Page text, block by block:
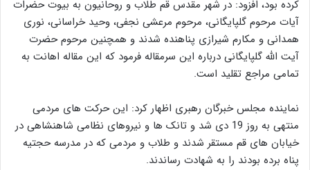
کرده بود، افزود: در شهر مقدس قم طلاب و روحانیون به بیوت حضرات
آیات مرحوم گلپایگانی، مرحوم مرعشی نجفی، وحید خراسانی، نوری
همدانی و مکارم شیرازی پناهنده شدند و همچنین مرحوم حضرت
آیت الله گلپایگانی درباره این سرمقاله فرمود که این مقاله اهانت به
تمامی مراجع تقلید است.
نماینده مجلس خبرگان رهبری اظهار کرد: این حرکت های مردمی
منتهی به روز 19 دی شد و تانک ها و نیروهای نظامی شاهنشاهی در
خیابان های قم مستقر شدند و طلاب و مردمی که در مدرسه حجتیه
پناه برده بودند را به شهادت رساندند.